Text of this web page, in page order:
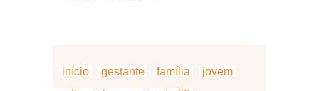
início gestante família
jovem